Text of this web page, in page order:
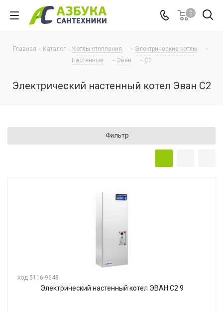
0
Главная - Каталог - Котлы отопления - Электрические котлы
-
Настенные
- Эван - С2
Электрический настенный котел Эван С2
Фильтр
код 5116-9648
Электрический настенный котел ЭВАН С2 9